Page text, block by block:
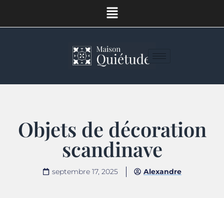
Objets de décoration
scandinave
septembre 17, 2025 Alexandre